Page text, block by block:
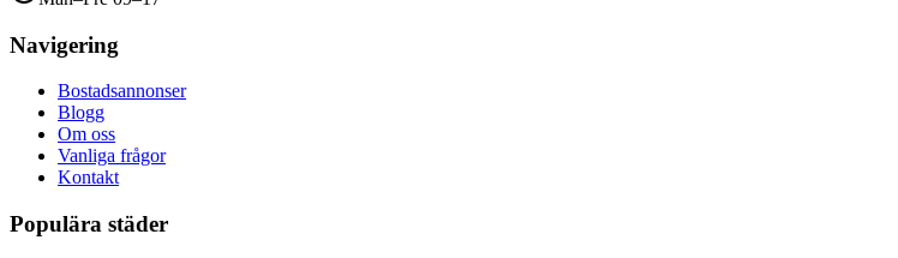
Navigering
Bostadsannonser
Blogg
Om oss
Vanliga frågor
Kontakt
Populära städer